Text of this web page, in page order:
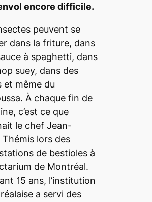
encore difficile.
peuvent se
dans la friture, dans
à spaghetti, dans
suey, dans des
et même du
À chaque fin de
c’est ce que
le chef Jean-
Thémis lors des
de bestioles à
de Montréal.
15 ans, l’institution
a servi des